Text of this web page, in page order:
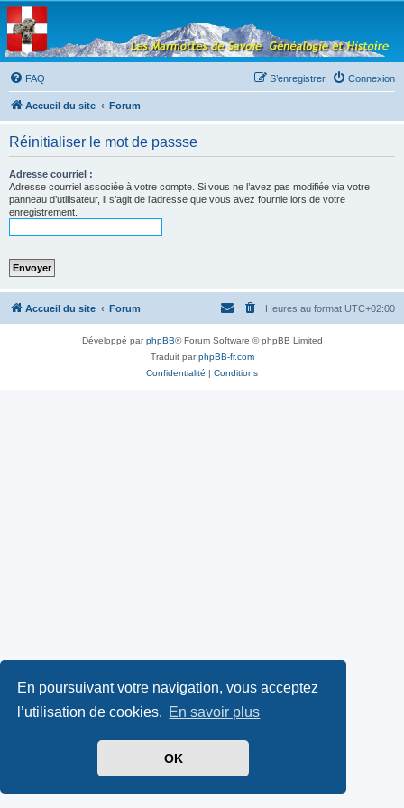
En poursuivant votre navigation, vous acceptez
l’utilisation de cookies. En savoir plus
OK
Les Marmottes de
Savoie
Forum d'entraide généalogique
FAQ
Connexion
S’enregistrer
Accueil du site Forum
Réinitialiser le mot de passse
Adresse courriel :
Adresse courriel associée à votre compte. Si vous ne l’avez pas modifiée via votre
panneau d’utilisateur, il s’agit de l’adresse que vous avez fournie lors de votre
enregistrement.
Accueil du site Forum Heures au format UTC+02:00
Développé parphpBB® Forum Software © phpBB Limited
Traduit parphpBB-fr.com
Confidentialité
Conditions